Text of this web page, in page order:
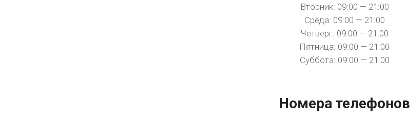
Вторник: 09:00 — 21:00
Среда: 09:00 — 21:00
Четверг: 09:00 — 21:00
Пятница: 09:00 — 21:00
Суббота: 09:00 — 21:00
Номера телефонов